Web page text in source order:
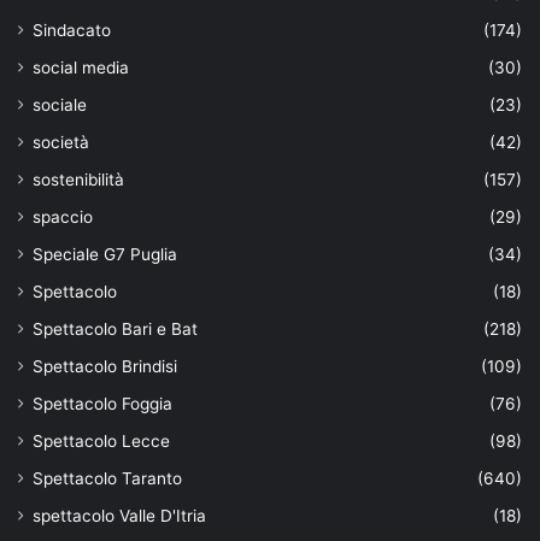
Sindacato
(174)
social media
(30)
sociale
(23)
società
(42)
sostenibilità
(157)
spaccio
(29)
Speciale G7 Puglia
(34)
Spettacolo
(18)
Spettacolo Bari e Bat
(218)
Spettacolo Brindisi
(109)
Spettacolo Foggia
(76)
Spettacolo Lecce
(98)
Spettacolo Taranto
(640)
spettacolo Valle D'Itria
(18)